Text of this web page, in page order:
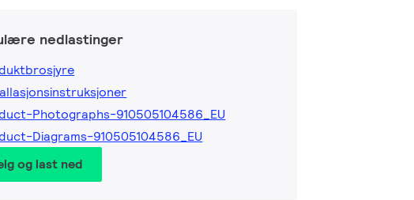
nedlastinger
Photographs-910505104586_EU
Diagrams-910505104586_EU
og last ned